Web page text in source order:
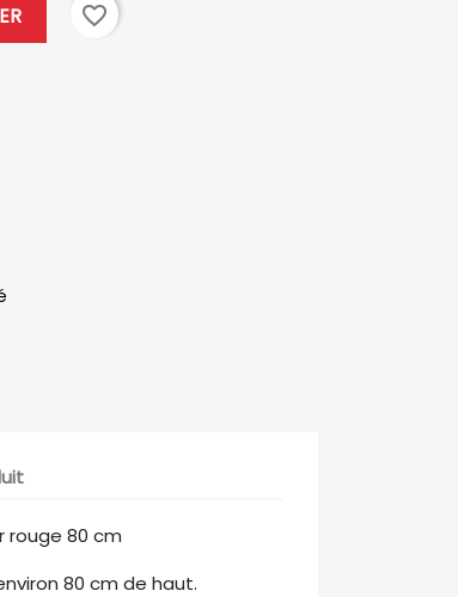
favorite_border
rouge 80 cm
80 cm de haut.